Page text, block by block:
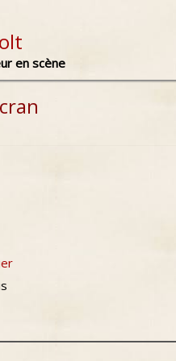
en scène